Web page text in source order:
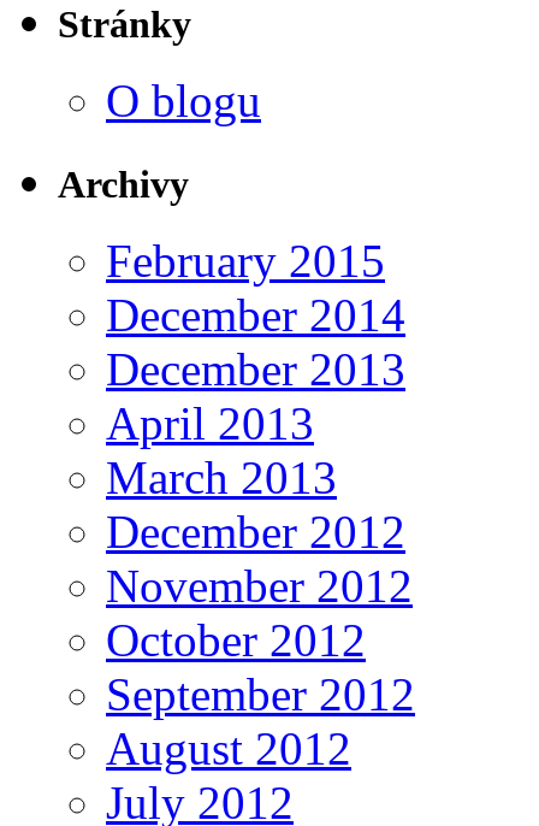
Stránky
O blogu
Archivy
February 2015
December 2014
December 2013
April 2013
March 2013
December 2012
November 2012
October 2012
September 2012
August 2012
July 2012